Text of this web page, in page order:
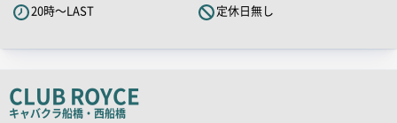
チ
20時～LAST
定休日無し
CLUB ROYCE
キャバクラ船橋・西船橋